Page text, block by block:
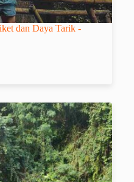
dan Daya Tarik -